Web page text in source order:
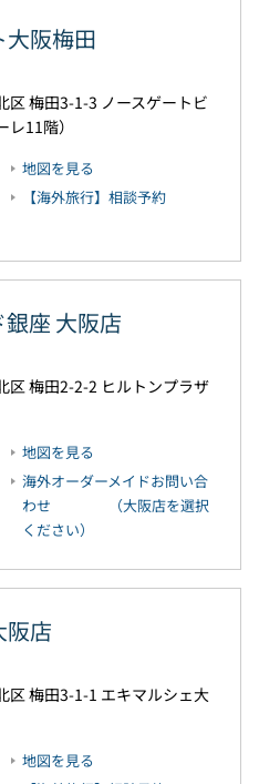
大阪梅田
区 梅田3-1-3 ノースゲートビ
11階）
地図を見る
【海外旅行】相談予約
座 大阪店
区 梅田2-2-2 ヒルトンプラザ
地図を見る
海外オーダーメイドお問い合
わせ （大阪店を選択
ください）
阪店
区 梅田3-1-1 エキマルシェ大
地図を見る